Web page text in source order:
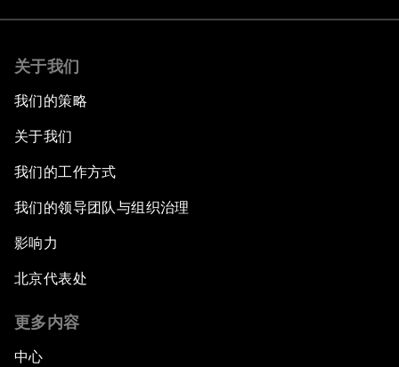
关于我们
我们的策略
关于我们
我们的工作方式
我们的领导团队与组织治理
影响力
北京代表处
更多内容
中心